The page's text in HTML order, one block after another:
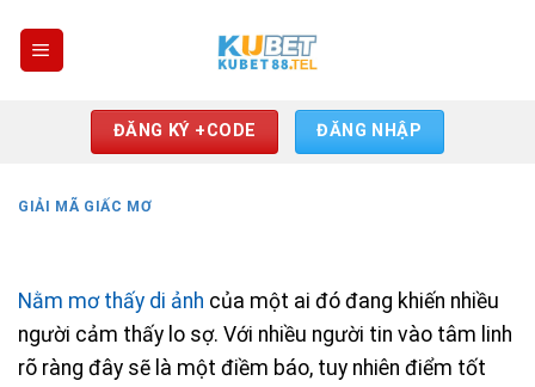
ĐĂNG KÝ +CODE ĐĂNG NHẬP
GIẢI MÃ GIẤC MƠ
Nằm mơ thấy di ảnh của một ai đó đang khiến nhiều
người cảm thấy lo sợ. Với nhiều người tin vào tâm linh
rõ ràng đây sẽ là một điềm báo, tuy nhiên điểm tốt